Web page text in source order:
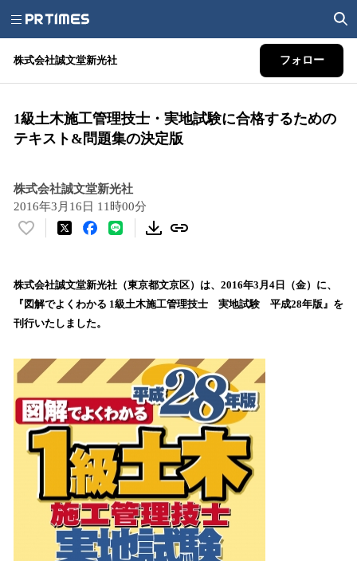
株式会社誠文堂新光社 フォロー
1級土木施工管理技士・実地試験に合格するための
テキスト&問題集の決定版
株式会社誠文堂新光社
2016年3月16日 11時00分
い
！
数
を
込
み
中
で
す
株式会社誠文堂新光社（東京都文京区）は、2016年3月4日（金）に、
『図解でよくわかる 1級土木施工管理技士 実地試験 平成28年版』を
刊行いたしました。